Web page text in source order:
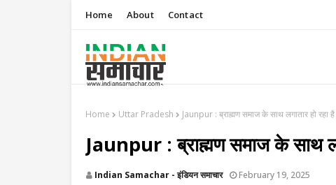
Home About Contact
Home Uttar Pradesh Jaunpur : ​ब्राह्मण समाज के साथ लगातार हो रहा
Jaunpur : ​ब्राह्मण समाज के साथ
Indian Samachar - इंडियन समाचार February 19, 2025